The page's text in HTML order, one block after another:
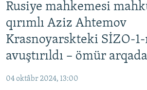
qaytmaq
Baş
navigatsiyağa
qaytmaq
Qıdıruvğa
SİYASET
İQTİSADİYAT
CEMİYET
İNSAN AQLARI
Rusiye mahkemesi
qırımlı Aziz Ahtemov
Krasnoyarskteki SİZO-
avuştırıldı – ömür
04 oktâbr 2024, 13:00